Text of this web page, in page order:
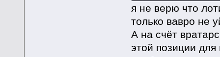
я не верю что
только вавро не
А на счёт
этой позиции